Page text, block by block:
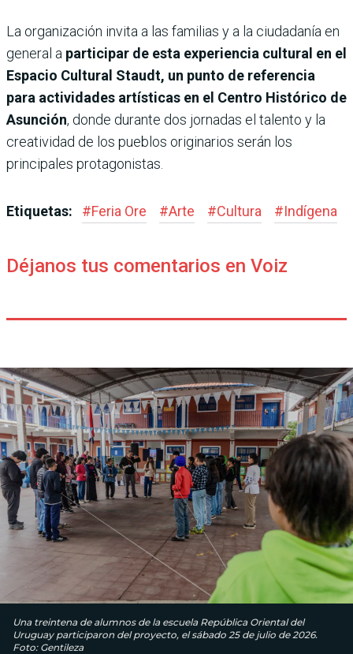
La organización invita a las familias y a la ciudadanía en
general a participar de esta experiencia cultural en el
Espacio Cultural Staudt, un punto de referencia
para actividades artísticas en el Centro Histórico de
Asunción, donde durante dos jornadas el talento y la
creatividad de los pueblos originarios serán los
principales protagonistas.
Etiquetas: #Feria Ore #Arte #Cultura #Indígena
Déjanos tus comentarios en Voiz
Una treintena de alumnos de la escuela República Oriental del
Uruguay participaron del proyecto, el sábado 25 de julio de 2026.
Foto: Gentileza